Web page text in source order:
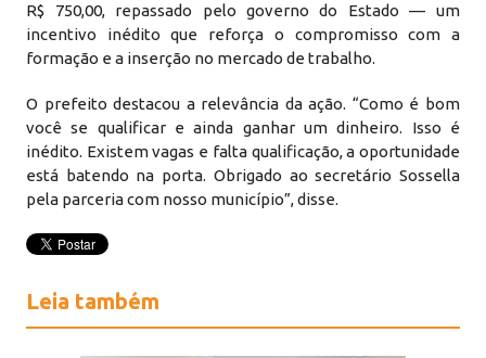
R$ 750,00, repassado pelo governo do Estado — um
incentivo inédito que reforça o compromisso com a
formação e a inserção no mercado de trabalho.
O prefeito destacou a relevância da ação. “Como é bom
você se qualificar e ainda ganhar um dinheiro. Isso é
inédito. Existem vagas e falta qualificação, a oportunidade
está batendo na porta. Obrigado ao secretário Sossella
pela parceria com nosso município”, disse.
Leia também